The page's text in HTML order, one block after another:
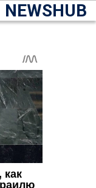
NEWSHUB